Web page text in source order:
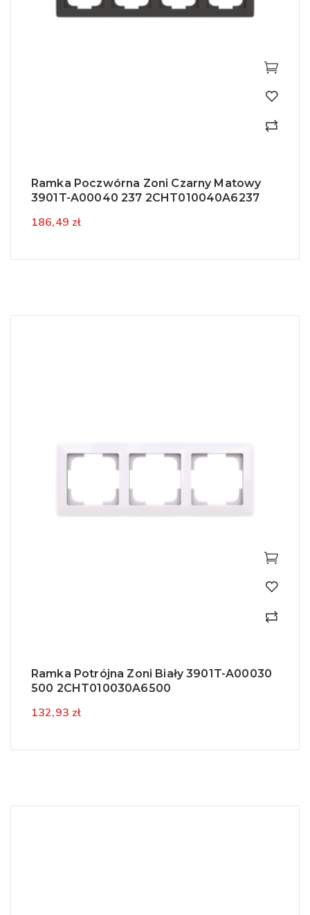
Ramka Poczwórna Zoni Czarny Matowy
3901T-A00040 237 2CHT010040A6237
186,49 zł
Ramka Potrójna Zoni Biały 3901T-A00030
500 2CHT010030A6500
132,93 zł